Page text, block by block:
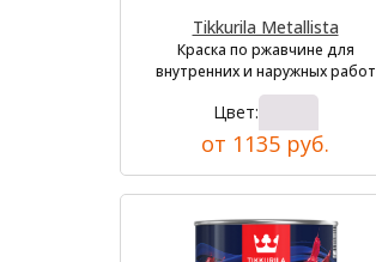
Tikkurila Metallista
Краска по ржавчине для
внутренних и наружных работ
Цвет:
от 1135 руб.